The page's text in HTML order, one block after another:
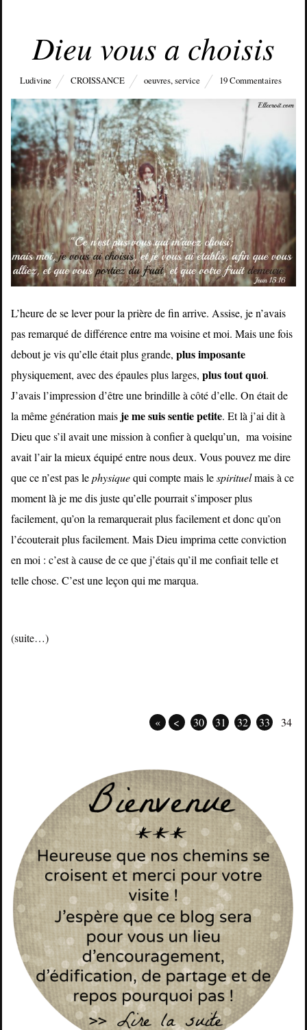
Dieu vous a choisis
Ludivine CROISSANCE oeuvres,service 19 Commentaires
L’heure de se lever pour la prière de fin arrive. Assise, je n’avais
pas remarqué de différence entre ma voisine et moi. Mais une fois
debout je vis qu’elle était plus grande,plus imposante
physiquement, avec des épaules plus larges, plus tout quoi.
J’avais l’impression d’être une brindille à côté d’elle. On était de
la même génération mais je me suis sentie petite. Et là j’ai dit à
Dieu que s’il avait une mission à confier à quelqu’un, ma voisine
avait l’air la mieux équipé entre nous deux. Vous pouvez me dire
que ce n’est pas lephysiquequi compte mais lespirituelmais à ce
moment là je me dis juste qu’elle pourrait s’imposer plus
facilement, qu’on la remarquerait plus facilement et donc qu’on
l’écouterait plus facilement. Mais Dieu imprima cette conviction
en moi : c’est à cause de ce que j’étais qu’il me confiait telle et
telle chose. C’est une leçon qui me marqua.
(suite…)
« < 30 31 32 33 34